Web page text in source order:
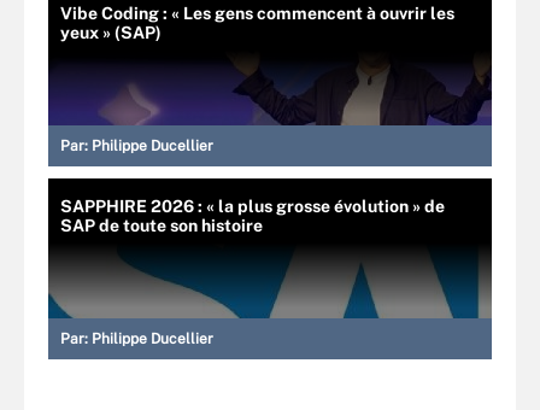
Vibe Coding : « Les gens commencent à ouvrir les
yeux » (SAP)
Par: Philippe Ducellier
SAPPHIRE 2026 : « la plus grosse évolution » de
SAP de toute son histoire
Par: Philippe Ducellier